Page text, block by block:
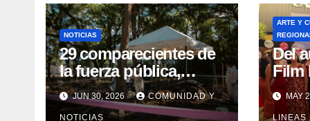
NOTICIAS
29 comparecientes de
la fuerza pública,
máximos
responsables de
JUN 30, 2026 COMUNIDAD Y
NOTICIAS
ARTE Y
Del
Film
MAY
LINEAS